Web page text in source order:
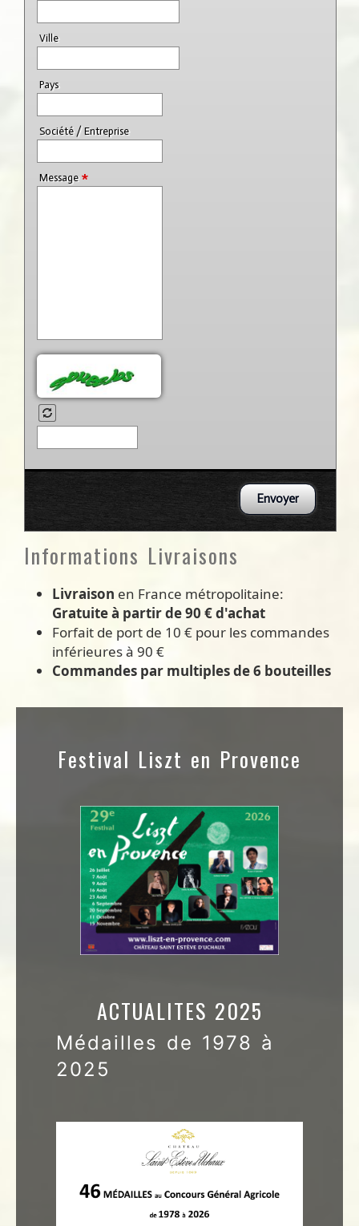
Ville
Pays
Société / Entreprise
Message *
Informations Livraisons
Livraison en France métropolitaine:
Gratuite à partir de 90 € d'achat
Forfait de port de 10 € pour les commandes
inférieures à 90 €
Commandes par multiples de 6 bouteilles
Festival Liszt en Provence
ACTUALITES 2025
Médailles de 1978 à
2025